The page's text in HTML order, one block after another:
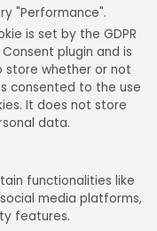
"Performance".
is set by the GDPR
plugin and is
store whether or not
consented to the use
It does not store
data.
functionalities like
media platforms,
features.